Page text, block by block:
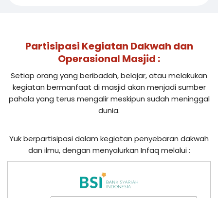
Partisipasi Kegiatan Dakwah dan
Operasional Masjid :
Setiap orang yang beribadah, belajar, atau melakukan
kegiatan bermanfaat di masjid akan menjadi sumber
pahala yang terus mengalir meskipun sudah meninggal
dunia.
Yuk berpartisipasi dalam kegiatan penyebaran dakwah
dan ilmu, dengan menyalurkan Infaq melalui :